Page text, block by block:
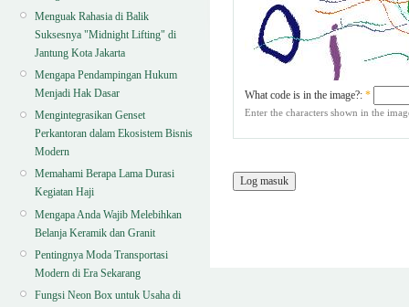
Menguak Rahasia di Balik
Suksesnya "Midnight Lifting" di
Jantung Kota Jakarta
Mengapa Pendampingan Hukum
Menjadi Hak Dasar
Mengintegrasikan Genset
Perkantoran dalam Ekosistem Bisnis
Modern
Memahami Berapa Lama Durasi
Kegiatan Haji
Mengapa Anda Wajib Melebihkan
Belanja Keramik dan Granit
Pentingnya Moda Transportasi
Modern di Era Sekarang
Fungsi Neon Box untuk Usaha di
What code is in the image?: *
Enter the characters shown in the